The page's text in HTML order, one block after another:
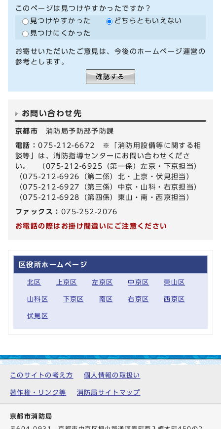
このページは見つけやすかったですか？
見つけやすかった
どちらともいえない
見つけにくかった
お寄せいただいたご意見は、今後のホームページ運営の
参考とします。
お問い合わせ先
京都市 消防局予防部予防課
電話：075-212-6672 ※「消防用設備等に関する相
談等」は、消防指導センターにお問い合わせくださ
い。 （075-212-6925（第一係）左京・下京担当）
（075-212-6926（第二係）北・上京・伏見担当）
（075-212-6927（第三係）中京・山科・右京担当）
（075-212-6928（第四係）東山・南・西京担当）
ファックス： 075-252-2076
お電話の際はお掛け間違いにご注意ください
区役所ホームページ
北区 上京区 左京区 中京区 東山区
山科区 下京区 南区 右京区 西京区
伏見区
このサイトの考え方 個人情報の取扱い
著作権・リンク等 消防局サイトマップ
京都市消防局